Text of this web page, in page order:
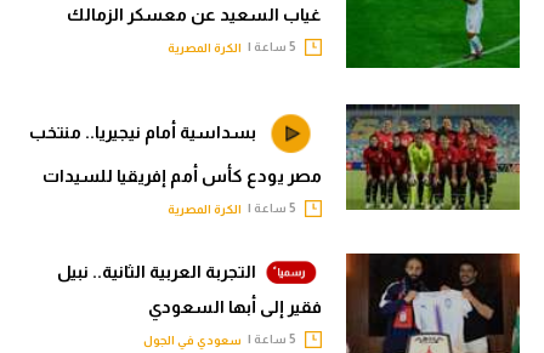
غياب السعيد عن معسكر الزمالك
الكرة المصرية
بسداسية أمام نيجيريا.. منتخب
مصر يودع كأس أمم إفريقيا للسيدات
الكرة المصرية
التجربة العربية الثانية.. نبيل
فقير إلى أبها السعودي
سعودي في الجول